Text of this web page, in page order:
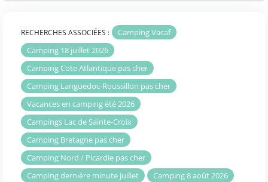
RECHERCHES ASSOCIÉES :
Camping Vacaf
Camping 18 juillet 2026
Camping Cote Atlantique pas cher
Camping Languedoc-Roussillon pas cher
Vacances en camping été 2026
Campings Lac de Sainte-Croix
Camping Bretagne pas cher
Camping Nord / Picardie pas cher
Camping dernière minute juillet
Camping 8 août 2026